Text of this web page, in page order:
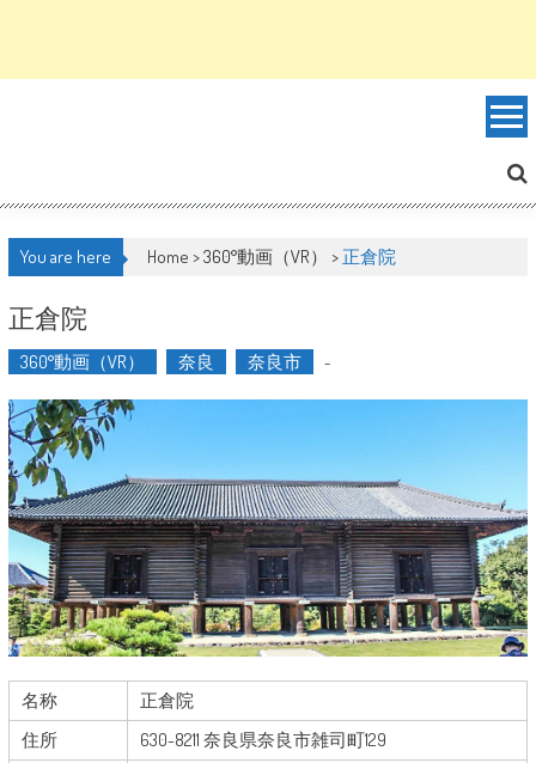
You are here Home >360°動画（VR） > 正倉院
正倉院
360°動画（VR） 奈良 奈良市 -
名称
正倉院
住所
630-8211 奈良県奈良市雑司町129